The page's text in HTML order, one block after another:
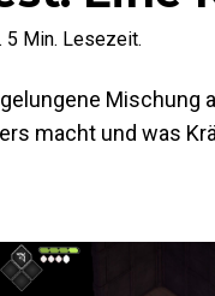
. 5 Min. Lesezeit.
macht und was